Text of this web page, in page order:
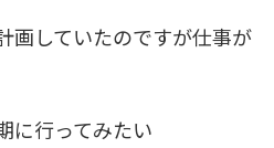
画していたのですが仕事が
に行ってみたい